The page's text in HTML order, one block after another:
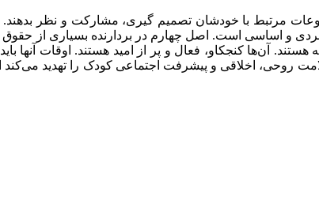
مرتبط با خودشان تصمیم گیری، مشارکت و نظر
و اساسی است. اصل چهارم در بردارنده بسیاری از حقوق
آسیب پذیر و وابسته هستند. آن‌ها کنجکاو، فعال و پر از امید هستند. اوقات
روحی، اخلاقی و پیشرفت اجتماعی کودک را تهدید می‌کند